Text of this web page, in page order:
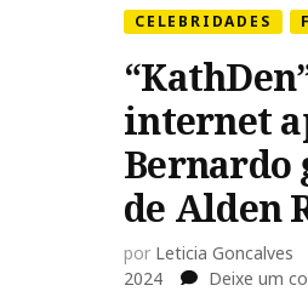
CELEBRIDADES
internet
Bernardo
de Alden
por Leticia Goncalves
2024
Deixe um